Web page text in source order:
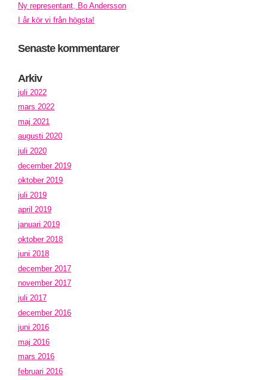
Ny representant, Bo Andersson
I år kör vi från högsta!
Senaste kommentarer
Arkiv
juli 2022
mars 2022
maj 2021
augusti 2020
juli 2020
december 2019
oktober 2019
juli 2019
april 2019
januari 2019
oktober 2018
juni 2018
december 2017
november 2017
juli 2017
december 2016
juni 2016
maj 2016
mars 2016
februari 2016